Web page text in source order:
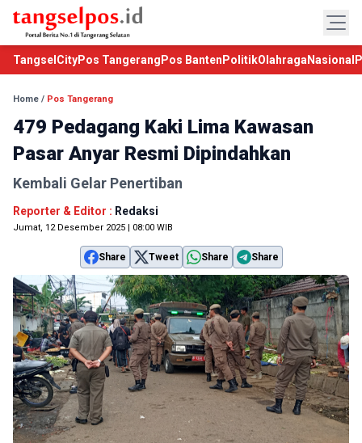
TangselCityPos Tangerang Pos Banten PolitikOlahraga Nasional
Home / Pos Tangerang
479 Pedagang Kaki Lima Kawasan
Pasar Anyar Resmi Dipindahkan
Kembali Gelar Penertiban
Reporter & Editor : Redaksi
Jumat, 12 Desember 2025 | 08:00 WIB
Share Tweet Share Share